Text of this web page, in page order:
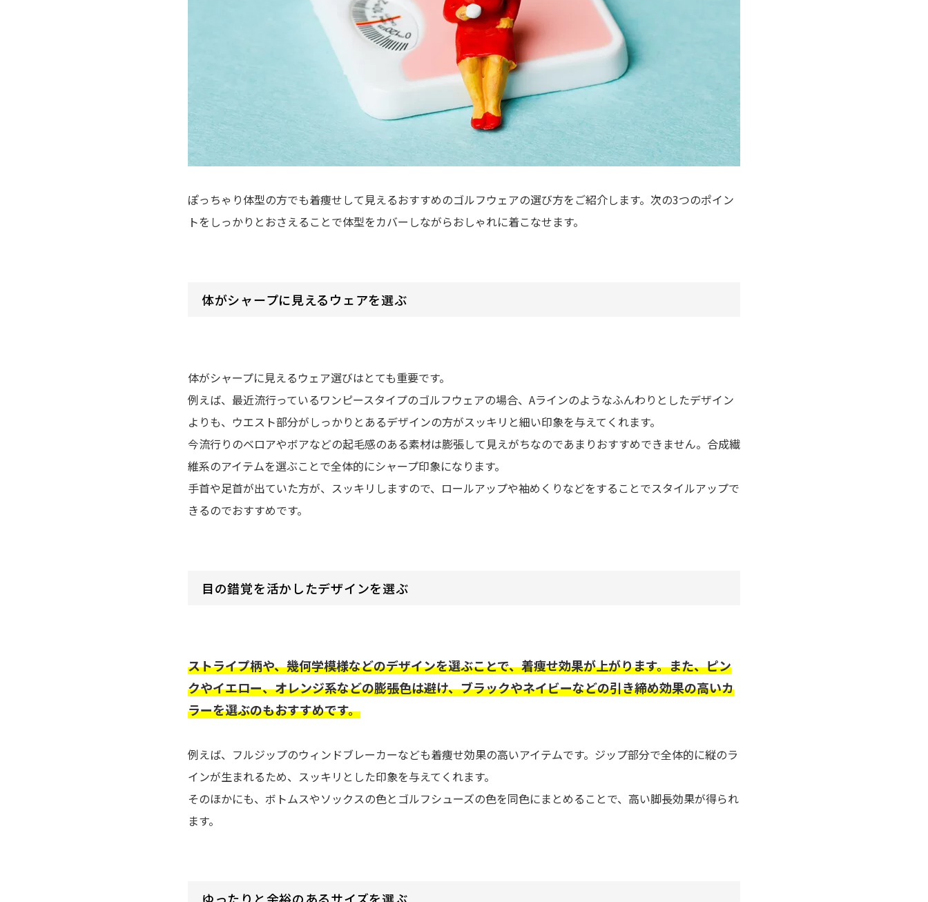
ぽっちゃり体型の方でも着痩せして見えるおすすめのゴルフウェアの選び方をご紹介します。次の3つのポイン
トをしっかりとおさえることで体型をカバーしながらおしゃれに着こなせます。
体がシャープに見えるウェアを選ぶ
体がシャープに見えるウェア選びはとても重要です。
例えば、最近流行っているワンピースタイプのゴルフウェアの場合、Aラインのようなふんわりとしたデザイン
よりも、ウエスト部分がしっかりとあるデザインの方がスッキリと細い印象を与えてくれます。
今流行りのベロアやボアなどの起毛感のある素材は膨張して見えがちなのであまりおすすめできません。合成繊
維系のアイテムを選ぶことで全体的にシャープ印象になります。
手首や足首が出ていた方が、スッキリしますので、ロールアップや袖めくりなどをすることでスタイルアップで
きるのでおすすめです。
目の錯覚を活かしたデザインを選ぶ
ストライプ柄や、幾何学模様などのデザインを選ぶことで、着痩せ効果が上がります。また、ピン
クやイエロー、オレンジ系などの膨張色は避け、ブラックやネイビーなどの引き締め効果の高いカ
ラーを選ぶのもおすすめです。
例えば、フルジップのウィンドブレーカーなども着痩せ効果の高いアイテムです。ジップ部分で全体的に縦のラ
インが生まれるため、スッキリとした印象を与えてくれます。
そのほかにも、ボトムスやソックスの色とゴルフシューズの色を同色にまとめることで、高い脚長効果が得られ
ます。